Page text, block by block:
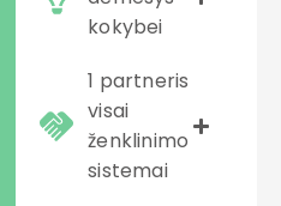
kokybei
1 partneris
visai
ženklinimo
sistemai